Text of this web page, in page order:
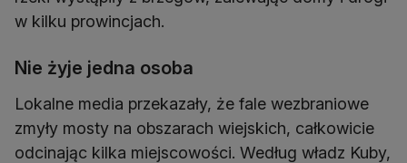
w kilku prowincjach.
Nie żyje jedna osoba
Lokalne media przekazały, że fale wezbraniowe
zmyły mosty na obszarach wiejskich, całkowicie
odcinając kilka miejscowości. Według władz Kuby,